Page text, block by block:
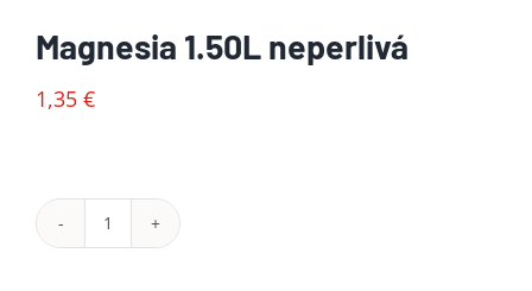
Magnesia 1.50L neperlivá
1,35 €
množstvo